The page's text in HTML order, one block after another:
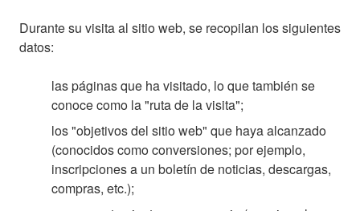
Durante su visita al sitio web, se recopilan los siguientes
datos:
las páginas que ha visitado, lo que también se
conoce como la "ruta de la visita";
los "objetivos del sitio web" que haya alcanzado
(conocidos como conversiones; por ejemplo,
inscripciones a un boletín de noticias, descargas,
compras, etc.);